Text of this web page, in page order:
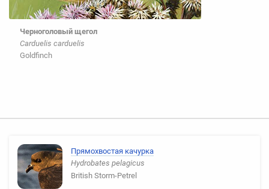
Черноголовый щегол
Carduelis carduelis
Goldfinch
Прямохвостая качурка
Hydrobates pelagicus
British Storm-Petrel